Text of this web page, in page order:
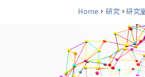
Home 研究 研究